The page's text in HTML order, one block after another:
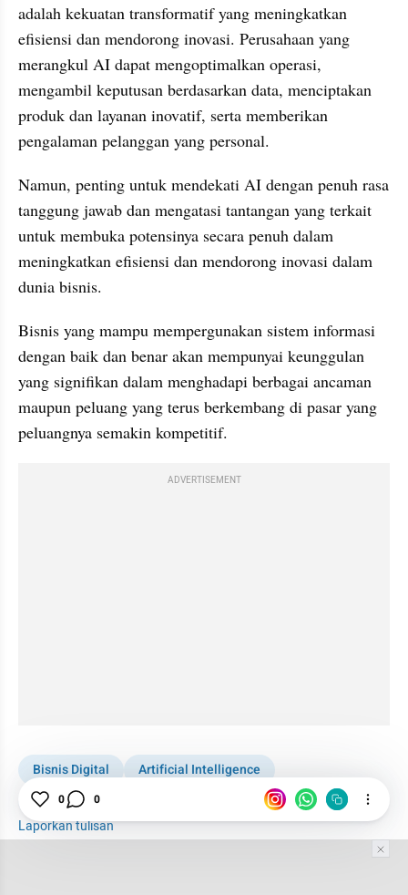
adalah kekuatan transformatif yang meningkatkan
efisiensi dan mendorong inovasi. Perusahaan yang
merangkul AI dapat mengoptimalkan operasi,
mengambil keputusan berdasarkan data, menciptakan
produk dan layanan inovatif, serta memberikan
pengalaman pelanggan yang personal.
Namun, penting untuk mendekati AI dengan penuh rasa
tanggung jawab dan mengatasi tantangan yang terkait
untuk membuka potensinya secara penuh dalam
meningkatkan efisiensi dan mendorong inovasi dalam
dunia bisnis.
Bisnis yang mampu mempergunakan sistem informasi
dengan baik dan benar akan mempunyai keunggulan
yang signifikan dalam menghadapi berbagai ancaman
maupun peluang yang terus berkembang di pasar yang
peluangnya semakin kompetitif.
ADVERTISEMENT
Bisnis Digital
Artificial Intelligence
Teknologi Informasi
Teknologi
Laporkan tulisan
0 0